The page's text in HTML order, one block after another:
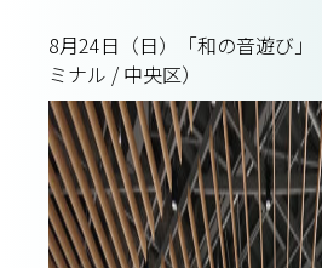
8月24日（日）「和の音遊び」
ミナル / 中央区）